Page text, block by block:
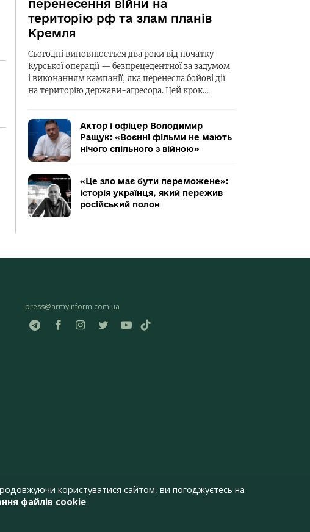
перенесення війни на
територію рф та злам планів
Кремля
Сьогодні виповнюється два роки від початку
Курської операції — безпрецедентної за задумом
і виконанням кампанії, яка перенесла бойові дії
на територію держави-агресора. Цей крок…
Актор і офіцер Володимир
Ращук: «Воєнні фільми не мають
нічого спільного з війною»
«Це зло має бути переможене»:
історія українця, який пережив
російський полон
press@armyinform.com.ua
користуватися сайтом, ви погоджуєтесь на
файлів cookie.